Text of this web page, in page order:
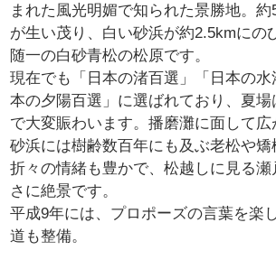
まれた風光明媚で知られた景勝地。
が生い茂り、白い砂浜が約2.5kmにの
随一の白砂青松の松原です。
現在でも「日本の渚百選」「日本の水
本の夕陽百選」に選ばれており、夏
で大変賑わいます。播磨灘に面して
砂浜には樹齢数百年にも及ぶ老松や
折々の情緒も豊かで、松越しに見る瀬
さに絶景です。
平成9年には、プロポーズの言葉を楽
道も整備。